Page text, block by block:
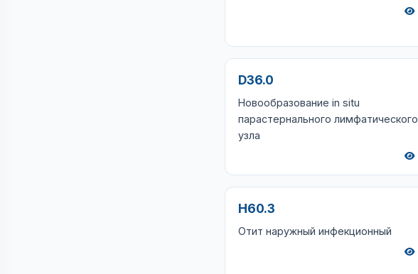
D36.0
Новообразование in situ
парастернального лимфатического
узла
H60.3
Отит наружный инфекционный